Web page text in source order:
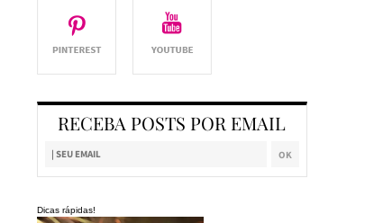
RECEBA POSTS POR EMAIL
Dicas rápidas!